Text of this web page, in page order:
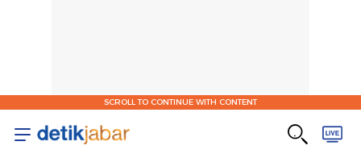
SCROLL TO CONTINUE WITH CONTENT